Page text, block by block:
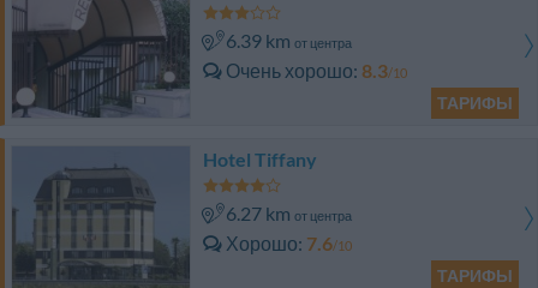
6.39 km от центра
Очень хорошо 8.3/10
ТАРИФЫ
Hotel Tiffany
6.27 km от центра
Хорошо 7.6/10
ТАРИФЫ